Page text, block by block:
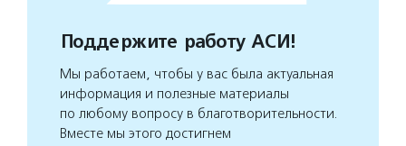
Поддержите работу АСИ!
Мы работаем, чтобы у вас была актуальная
информация и полезные материалы
по любому вопросу в благотворительности.
Вместе мы этого достигнем